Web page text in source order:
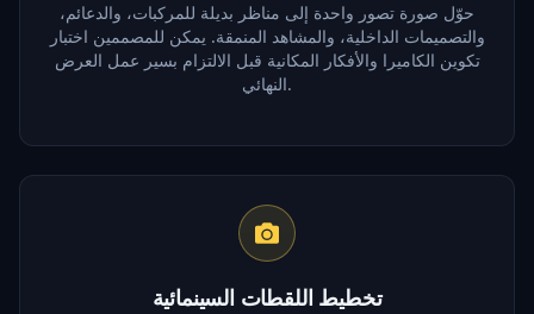
حوّل صورة تصور واحدة إلى مناظر بديلة للمركبات، والدعائم،
والتصميمات الداخلية، والمشاهد المنمقة. يمكن للمصممين اختبار
تكوين الكاميرا والأفكار المكانية قبل الالتزام بسير عمل العرض
النهائي.
تخطيط اللقطات السينمائية